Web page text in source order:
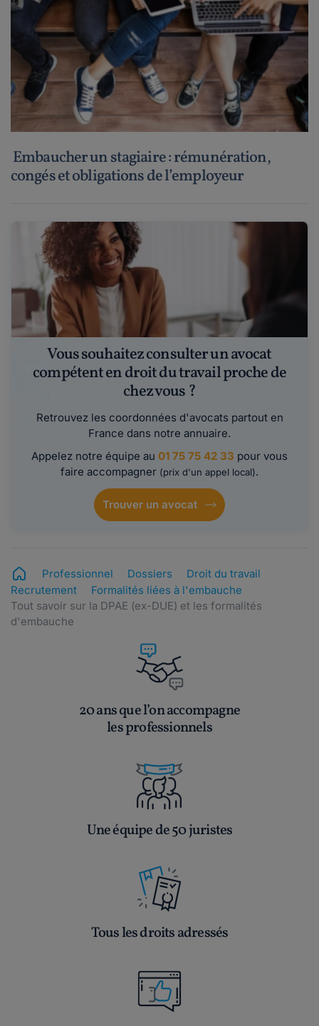
Embaucher un stagiaire : rémunération,
congés et obligations de l’employeur
Vous souhaitez consulter un avocat
compétent en droit du travail proche de
chez vous ?
Retrouvez les coordonnées d'avocats partout en
France dans notre annuaire.
Appelez notre équipe au 01 75 75 42 33 pour vous
faire accompagner (prix d'un appel local).
Trouver un avocat
Professionnel Dossiers
Droit du travail
Recrutement
Formalités liées à l'embauche
Tout savoir sur la DPAE (ex-DUE) et les formalités
d'embauche
20 ans que l’on accompagne
les professionnels
Une équipe de 50 juristes
Tous les droits adressés